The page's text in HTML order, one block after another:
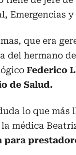
Emergencias y
que era
del hermano
Federico
de Salud.
lo que más
médica
para